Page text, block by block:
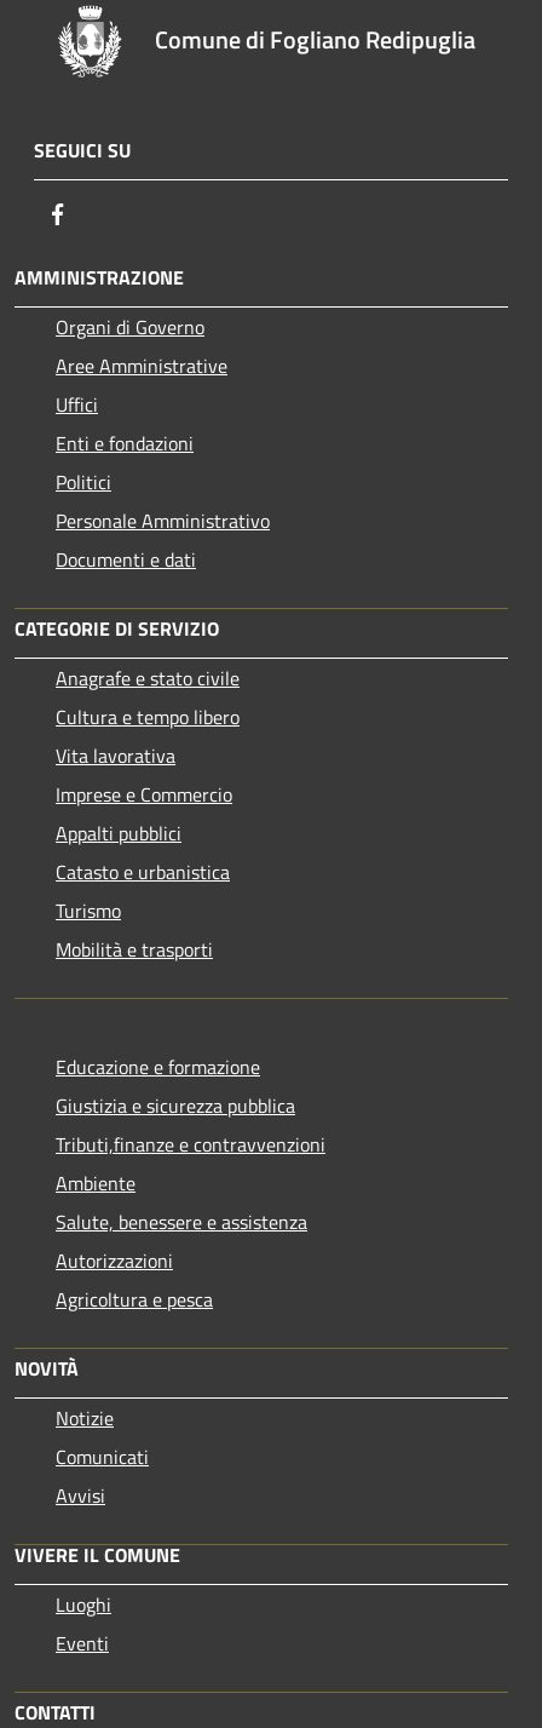
Comune di Fogliano Redipuglia
SEGUICI SU
AMMINISTRAZIONE
Organi di Governo
Aree Amministrative
Uffici
Enti e fondazioni
Politici
Personale Amministrativo
Documenti e dati
CATEGORIE DI SERVIZIO
Anagrafe e stato civile
Cultura e tempo libero
Vita lavorativa
Imprese e Commercio
Appalti pubblici
Catasto e urbanistica
Turismo
Mobilità e trasporti
Educazione e formazione
Giustizia e sicurezza pubblica
Tributi,finanze e contravvenzioni
Ambiente
Salute, benessere e assistenza
Autorizzazioni
Agricoltura e pesca
NOVITÀ
Notizie
Comunicati
Avvisi
VIVERE IL COMUNE
Luoghi
Eventi
CONTATTI